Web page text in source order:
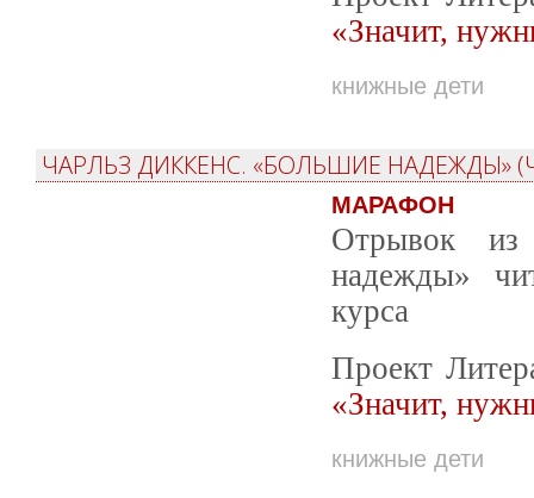
«Значит,
книжные дети
ЧАРЛЬЗ ДИККЕНС. «БОЛЬШИЕ НАДЕЖДЫ»
МАРАФОН
Отрывок из
надежды»
курса
Проект
«Значит,
книжные дети